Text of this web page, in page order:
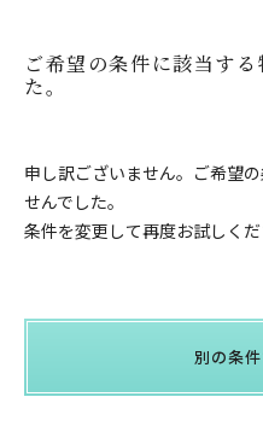
ご希望の条件に該当す
た。
申し訳ございません。ご希望
せんでした。
条件を変更して再度お試しくだ
別の条